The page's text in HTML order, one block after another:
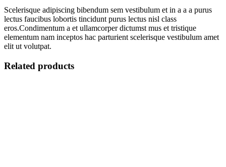
Scelerisque adipiscing bibendum sem vestibulum et in a a a purus
lectus faucibus lobortis tincidunt purus lectus nisl class
eros.Condimentum a et ullamcorper dictumst mus et tristique
elementum nam inceptos hac parturient scelerisque vestibulum amet
elit ut volutpat.
Related products